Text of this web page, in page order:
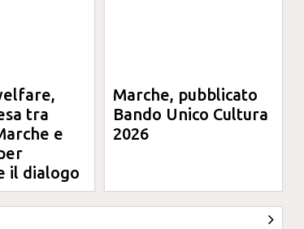
tra
e
il dialogo
Marche, pubblicato
Bando Unico Cultura
2026